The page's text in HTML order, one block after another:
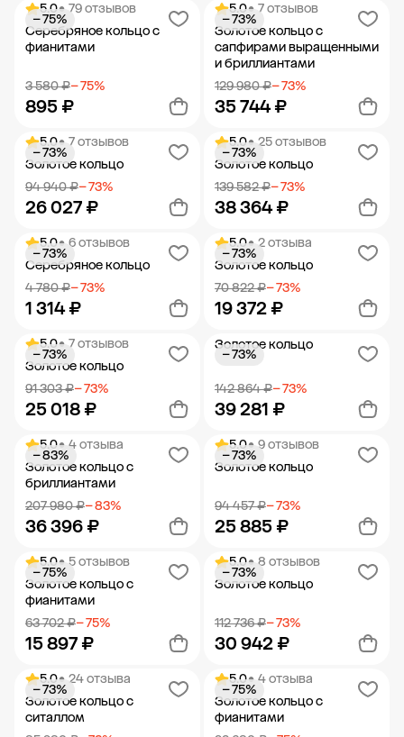
Добавить в корзину Добавить в корзину
5.0• 79 отзывов
Серебряное кольцо с
фианитами
3 580 ₽− 75%
895 ₽
− 75%
Добавить в корзину
5.0• 7 отзывов
Золотое кольцо с
сапфирами выращенными
и бриллиантами
129 980 ₽− 73%
35 744 ₽
− 73%
Добавить в корзину
5.0• 7 отзывов
Золотое кольцо
94 940 ₽− 73%
26 027 ₽
− 73%
Добавить в корзину
5.0• 25 отзывов
Золотое кольцо
139 582 ₽− 73%
38 364 ₽
− 73%
Добавить в корзину
5.0• 6 отзывов
Серебряное кольцо
4 780 ₽− 73%
1 314 ₽
− 73%
Добавить в корзину
5.0• 2 отзыва
Золотое кольцо
70 822 ₽− 73%
19 372 ₽
− 73%
Добавить в корзину
5.0• 7 отзывов
Золотое кольцо
91 303 ₽− 73%
25 018 ₽
− 73%
Добавить в корзину
Золотое кольцо
142 864 ₽− 73%
39 281 ₽
− 73%
Добавить в корзину
5.0• 4 отзыва
Золотое кольцо с
бриллиантами
207 980 ₽− 83%
36 396 ₽
− 83%
Добавить в корзину
5.0• 9 отзывов
Золотое кольцо
94 457 ₽− 73%
25 885 ₽
− 73%
Добавить в корзину
5.0• 5 отзывов
Золотое кольцо с
фианитами
63 702 ₽− 75%
15 897 ₽
− 75%
Добавить в корзину
5.0• 8 отзывов
Золотое кольцо
112 736 ₽− 73%
30 942 ₽
− 73%
Добавить в корзину
5.0• 24 отзыва
Золотое кольцо с
ситаллом
− 73%
5.0• 4 отзыва
Золотое кольцо с
фианитами
− 75%